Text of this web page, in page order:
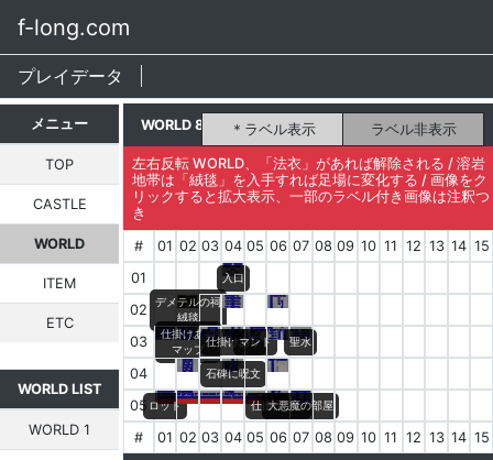
f-long.com
プレイデータ
メニュー
TOP
CASTLE
WORLD
ITEM
ETC
WORLD LIST
WORLD 1
WORLD 8
左右反転 WORLD、「法衣」があれば解除される / 溶岩
地帯は「絨毯」を入手すれば足場に変化する / 画像をク
リックすると拡大表示、一部のラベル付き画像は注釈つ
き
#
01 02 03 04 05 06 07 08 09 10 11 12 13 14 15
01
入口
02
デメテルの祠
絨毯
03
仕掛けあり
マップ
仕掛けあり
マント 聖水
04 石碑に呪文
05 ロッド 仕掛けあり
大悪魔の部屋
# 01 02 03 04 05 06 07 08 09 10 11 12 13 14 15
ラベル表示 ラベル非表示